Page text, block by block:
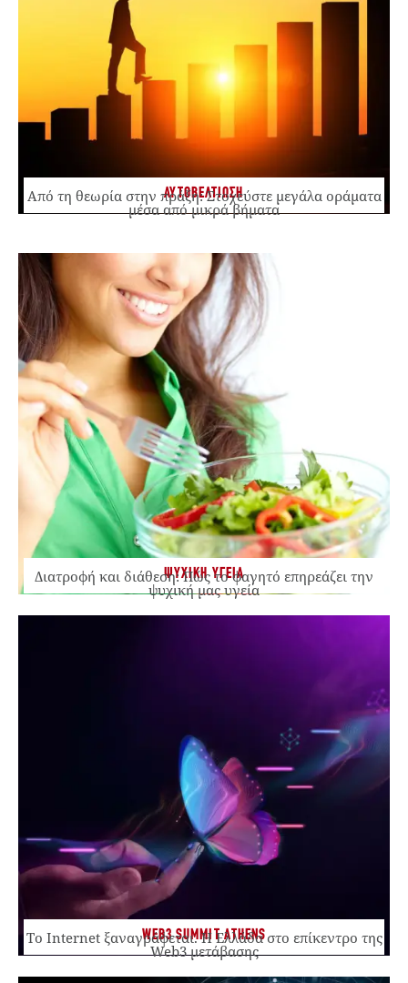
ΑΥΤΟΒΕΛΤΙΩΣΗ
Από τη θεωρία στην πράξη: Στοχεύστε μεγάλα οράματα
μέσα από μικρά βήματα
ΨΥΧΙΚΗ ΥΓΕΙΑ
Διατροφή και διάθεση: Πώς το φαγητό επηρεάζει την
ψυχική μας υγεία
WEB3 SUMMIT ATHENS
Το Internet ξαναγράφεται. Η Ελλάδα στο επίκεντρο της
Web3 μετάβασης